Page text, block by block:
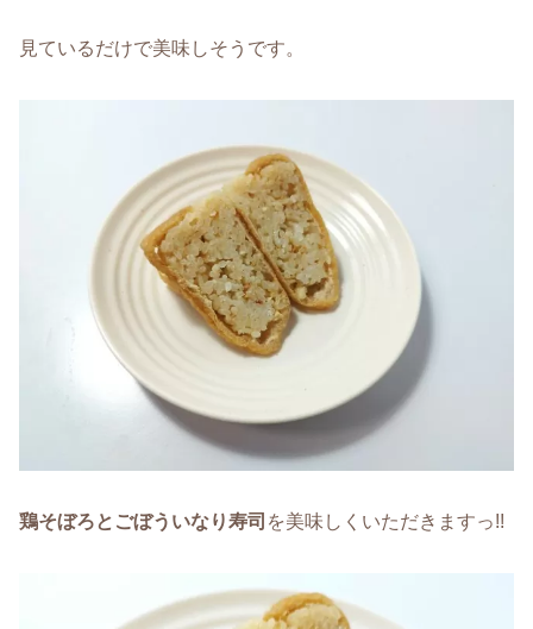
見ているだけで美味しそうです。
鶏そぼろとごぼういなり寿司 を美味しくいただきますっ!!